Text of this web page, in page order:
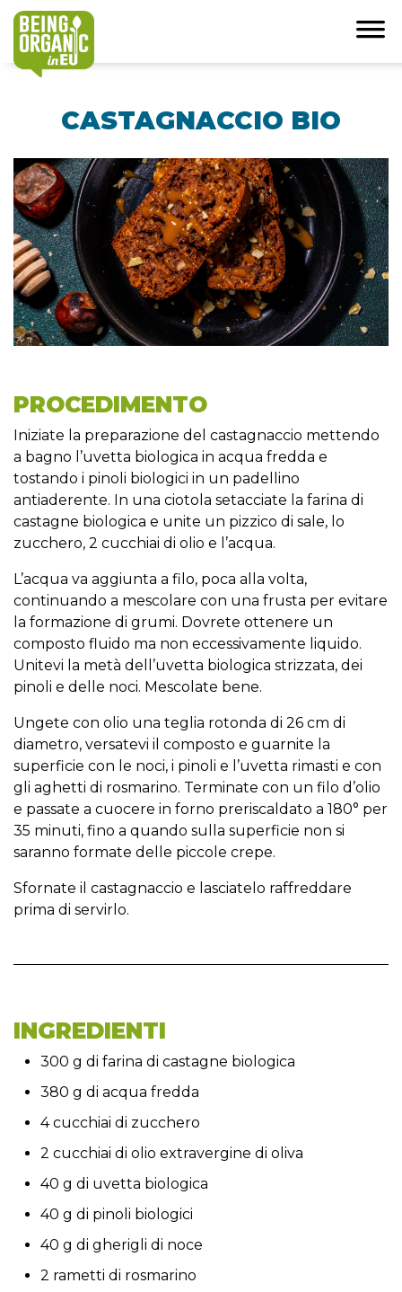
CASTAGNACCIO BIO
PROCEDIMENTO
Iniziate la preparazione del castagnaccio mettendo
a bagno l’uvetta biologica in acqua fredda e
tostando i pinoli biologici in un padellino
antiaderente. In una ciotola setacciate la farina di
castagne biologica e unite un pizzico di sale, lo
zucchero, 2 cucchiai di olio e l’acqua.
L’acqua va aggiunta a filo, poca alla volta,
continuando a mescolare con una frusta per evitare
la formazione di grumi. Dovrete ottenere un
composto fluido ma non eccessivamente liquido.
Unitevi la metà dell’uvetta biologica strizzata, dei
pinoli e delle noci. Mescolate bene.
Ungete con olio una teglia rotonda di 26 cm di
diametro, versatevi il composto e guarnite la
superficie con le noci, i pinoli e l’uvetta rimasti e con
gli aghetti di rosmarino. Terminate con un filo d’olio
e passate a cuocere in forno preriscaldato a 180° per
35 minuti, fino a quando sulla superficie non si
saranno formate delle piccole crepe.
Sfornate il castagnaccio e lasciatelo raffreddare
prima di servirlo.
INGREDIENTI
300 g di farina di castagne biologica
380 g di acqua fredda
4 cucchiai di zucchero
2 cucchiai di olio extravergine di oliva
40 g di uvetta biologica
40 g di pinoli biologici
40 g di gherigli di noce
2 rametti di rosmarino